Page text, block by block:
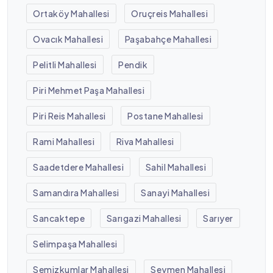
Ortaköy Mahallesi Oruçreis Mahallesi
Ovacık Mahallesi Paşabahçe Mahallesi
Pelitli Mahallesi Pendik
Piri Mehmet Paşa Mahallesi
Piri Reis Mahallesi Postane Mahallesi
Rami Mahallesi Riva Mahallesi
Saadetdere Mahallesi Sahil Mahallesi
Samandıra Mahallesi Sanayi Mahallesi
Sancaktepe Sarıgazi Mahallesi Sarıyer
Selimpaşa Mahallesi
Semizkumlar Mahallesi Seymen Mahallesi